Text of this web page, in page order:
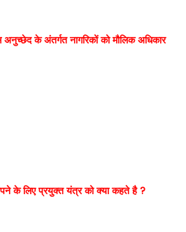
के अंतर्गत नागरिकों को मौलिक अधिकार
के लिए प्रयुक्त यंत्र को क्या कहते है ?